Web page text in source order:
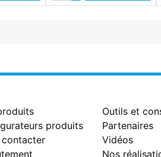
produits
contacter
Outils et
Partenaires
Vidéos
Nos